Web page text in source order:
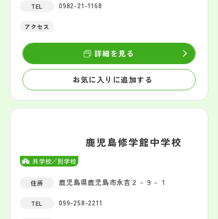
TEL 0982-21-1168
アクセス
お気に入りに追加する
詳細を見る
共学校／別学校
鹿児島修学館中学校
住所 鹿児島県鹿児島市永吉２－９－１
TEL 099-258-2211